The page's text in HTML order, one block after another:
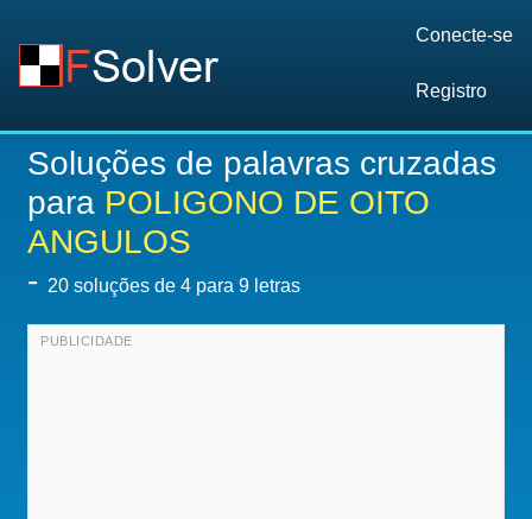
Conecte-se
Registro
Soluções de palavras cruzadas
para POLIGONO DE OITO
ANGULOS
- 20 soluções de 4 para 9 letras